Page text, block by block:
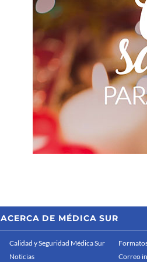
ACERCA DE MÉDICA SUR
Calidad y Seguridad Médica Sur
Noticias
Correo